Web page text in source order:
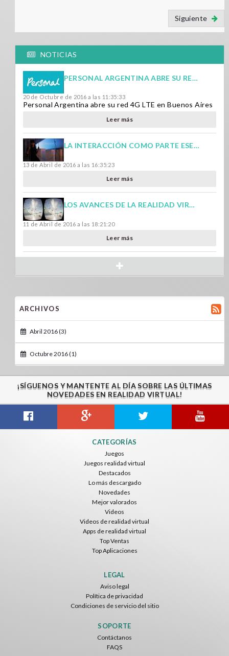
Siguiente
NOTICIAS
PERSONAL ARGENTINA ABRE SU RED 4G LTE EN BUENOS AIRES
20 de Octubre de 2016 a las 11:35:33
Personal Argentina abre su red 4G LTE en Buenos Aires
Leer más
LA INTERACCIÓN COMO PARTE ESENCIAL DE LA EXPERIENCIA DE LA REALIDAD VIRTUAL
13 de Abril de 2016 a las 16:35:23
Leer más
LOS AVANCES DE LA REALIDAD VIRTUAL EN LA ACTUALIDAD
11 de Abril de 2016 a las 18:21:20
Leer más
ARCHIVOS
Abril 2016 (3)
Octubre 2016 (1)
¡SÍGUENOS Y MANTENTE AL DÍA SOBRE LAS ÚLTIMAS
NOVEDADES EN REALIDAD VIRTUAL!
CATEGORÍAS
Juegos
Juegos realidad virtual
Destacados
Lo más descargado
Novedades
Mejor valorados
Videos
Videos de realidad virtual
Apps de realidad virtual
Top Ventas
Top Aplicaciones
LEGAL
Aviso legal
Política de privacidad
Condiciones de servicio del sitio
SOPORTE
Contáctanos
FAQS